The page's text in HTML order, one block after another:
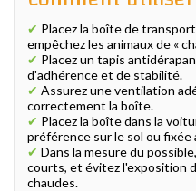
✔ Placez la boîte de
empêchez les animaux de «
✔ Placez un tapis
d'adhérence et de stabilité.
✔ Assurez une ventilation
correctement la boîte.
✔ Placez la boîte dans la
préférence sur le sol ou
✔ Dans la mesure du
courts, et évitez l'exposition
chaudes.